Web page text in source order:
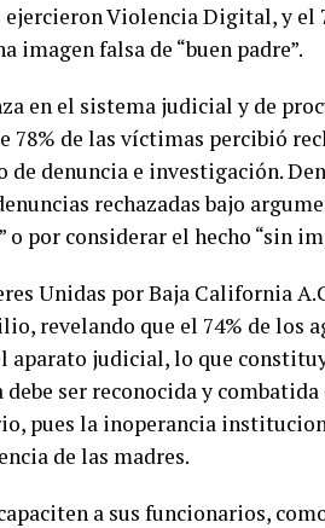
Violencia Digital, y el
falsa de “buen padre”.
en el sistema judicial y de
de las víctimas percibió
denuncia e investigación.
rechazadas bajo
o por considerar el hecho “sin
Unidas por Baja California
revelando que el 74% de los
aparato judicial, lo que
ser reconocida y combatida
pues la inoperancia
de las madres.
a sus funcionarios,